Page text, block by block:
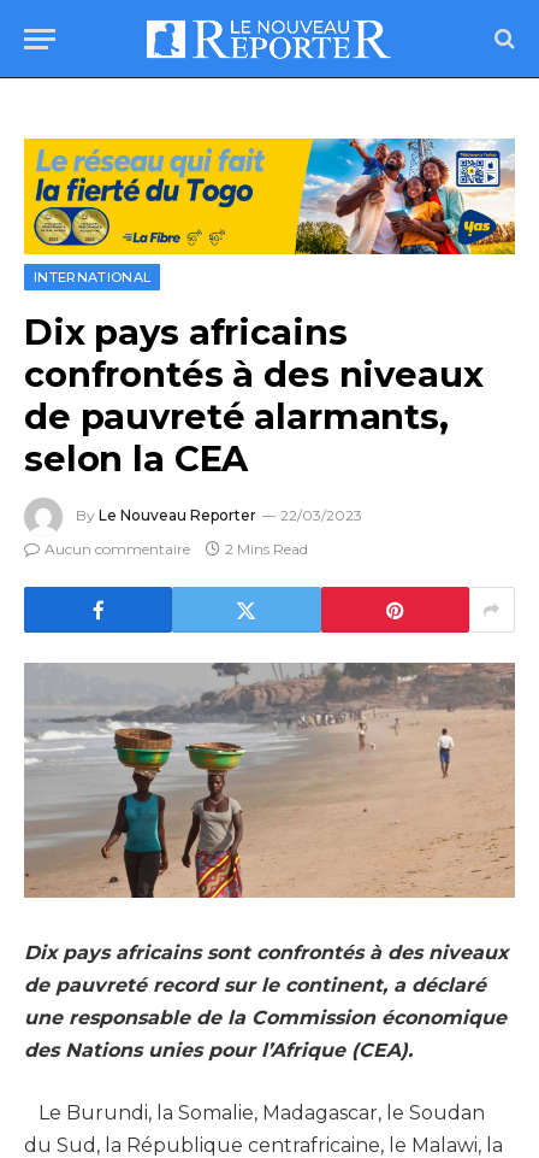
INTERNATIONAL
Dix pays africains
confrontés à des niveaux
de pauvreté alarmants,
selon la CEA
By Le Nouveau Reporter
22/03/2023
Aucun commentaire
2 Mins Read
Dix pays africains sont confrontés à des niveaux
de pauvreté record sur le continent, a déclaré
une responsable de la Commission économique
des Nations unies pour l’Afrique (CEA).
Le Burundi, la Somalie, Madagascar, le Soudan
du Sud, la République centrafricaine, le Malawi, la